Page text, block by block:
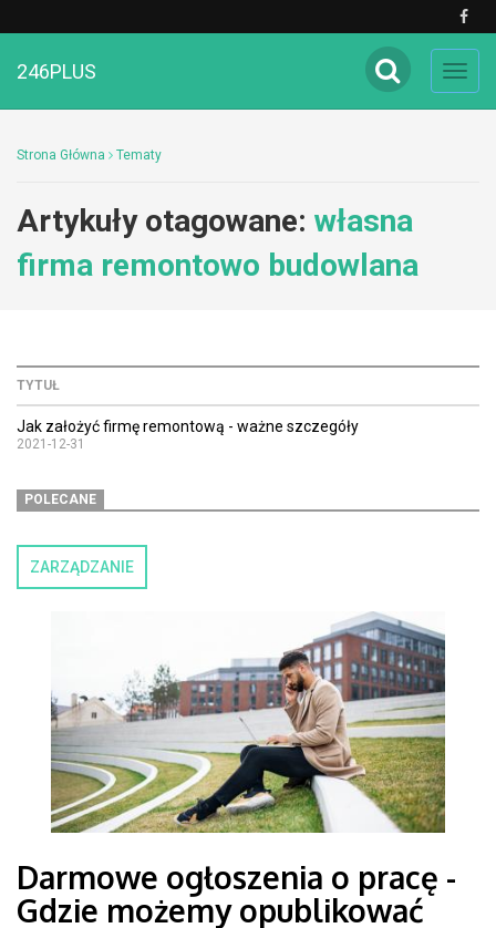
246PLUS
Strona Główna Tematy
Artykuły otagowane: własna
firma remontowo budowlana
TYTUŁ
Jak założyć firmę remontową - ważne szczegóły
2021-12-31
POLECANE
ZARZĄDZANIE
Darmowe ogłoszenia o pracę -
Gdzie możemy opublikować